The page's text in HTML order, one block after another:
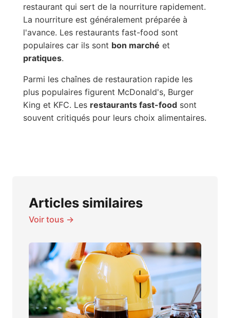
restaurant qui sert de la nourriture rapidement.
La nourriture est généralement préparée à
l'avance. Les restaurants fast-food sont
populaires car ils sont bon marché et
pratiques.
Parmi les chaînes de restauration rapide les
plus populaires figurent McDonald's, Burger
King et KFC. Les restaurants fast-foodsont
souvent critiqués pour leurs choix alimentaires.
Articles similaires
Voir tous →